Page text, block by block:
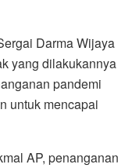
Darma Wijaya
yang dilakukannya
pandemi
untuk mencapai
AP, penanganan